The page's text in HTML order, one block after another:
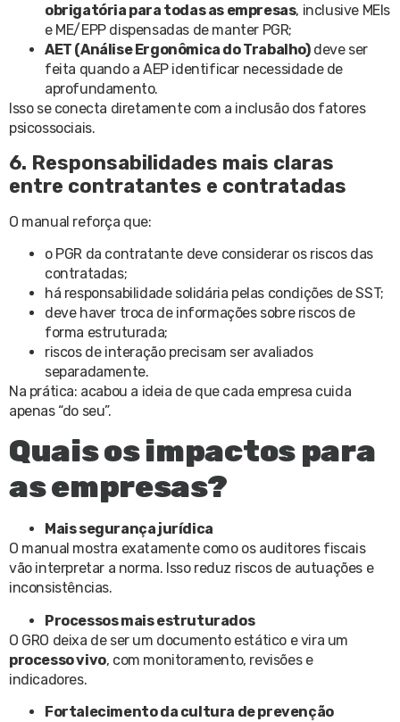
obrigatória para todas as empresas, inclusive MEIs
e ME/EPP dispensadas de manter PGR;
AET (Análise Ergonômica do Trabalho)deve ser
feita quando a AEP identificar necessidade de
aprofundamento.
Isso se conecta diretamente com a inclusão dos fatores
psicossociais.
6. Responsabilidades mais claras
entre contratantes e contratadas
O manual reforça que:
o PGR da contratante deve considerar os riscos das
contratadas;
há responsabilidade solidária pelas condições de SST;
deve haver troca de informações sobre riscos de
forma estruturada;
riscos de interação precisam ser avaliados
separadamente.
Na prática: acabou a ideia de que cada empresa cuida
apenas “do seu”.
Quais os impactos para
as empresas?
Mais segurança jurídica
O manual mostra exatamente como os auditores fiscais
vão interpretar a norma. Isso reduz riscos de autuações e
inconsistências.
Processos mais estruturados
O GRO deixa de ser um documento estático e vira um
processo vivo, com monitoramento, revisões e
indicadores.
Fortalecimento da cultura de prevenção